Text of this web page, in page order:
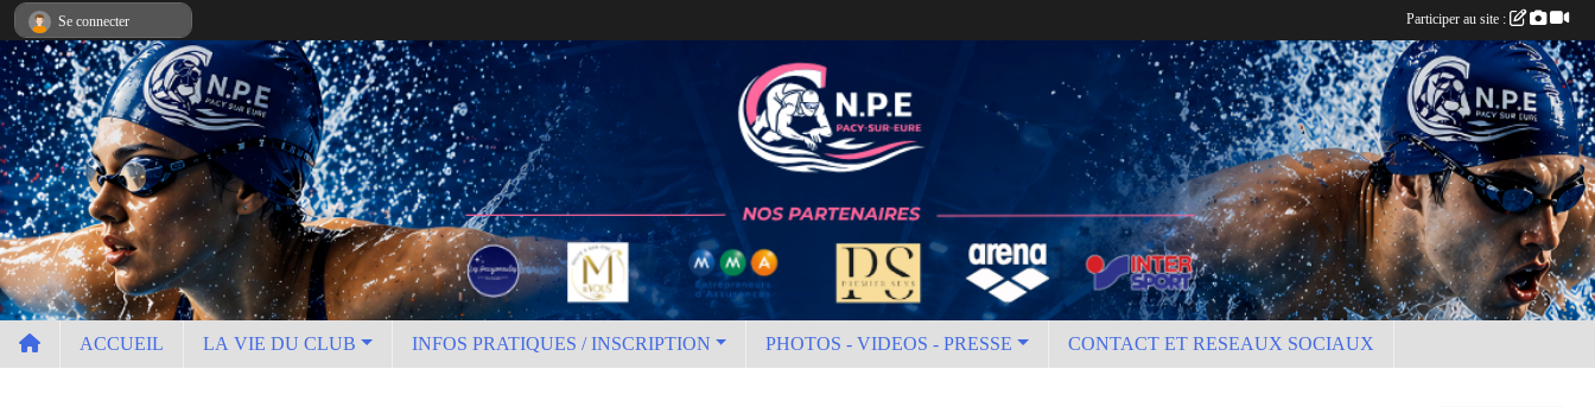
ACCUEIL LA VIE DU CLUB INFOS PRATIQUES / INSCRIPTION PHOTOS - VIDEOS - PRESSE CONTACT ET RESEAUX SOCIAUX
Se connecter Participer au site :
Panneau de gestion des cookies